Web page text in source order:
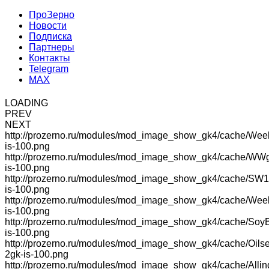
ПроЗерно
Новости
Подписка
Партнеры
Контакты
Telegram
MAX
LOADING
PREV
NEXT
http://prozerno.ru/modules/mod_image_show_gk4/cache/
is-100.png
http://prozerno.ru/modules/mod_image_show_gk4/cache/
is-100.png
http://prozerno.ru/modules/mod_image_show_gk4/cache/
is-100.png
http://prozerno.ru/modules/mod_image_show_gk4/cache/
is-100.png
http://prozerno.ru/modules/mod_image_show_gk4/cache/
is-100.png
http://prozerno.ru/modules/mod_image_show_gk4/cache/
2gk-is-100.png
http://prozerno.ru/modules/mod_image_show_gk4/cache/